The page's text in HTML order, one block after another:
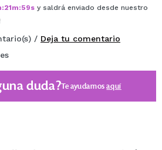
:21m:59s y saldrá enviado desde nuestro
/ Deja tu comentario
duda?Te ayudamosaquí